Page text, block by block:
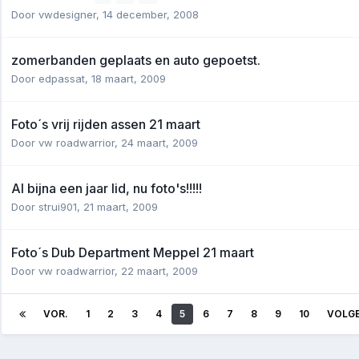
Door vwdesigner, 14 december, 2008
zomerbanden geplaats en auto gepoetst.
Door edpassat, 18 maart, 2009
Foto´s vrij rijden assen 21 maart
Door vw roadwarrior, 24 maart, 2009
Al bijna een jaar lid, nu foto's!!!!!
Door strui901, 21 maart, 2009
Foto´s Dub Department Meppel 21 maart
Door vw roadwarrior, 22 maart, 2009
VOR. 1 2 3 4 5 6 7 8 9 10